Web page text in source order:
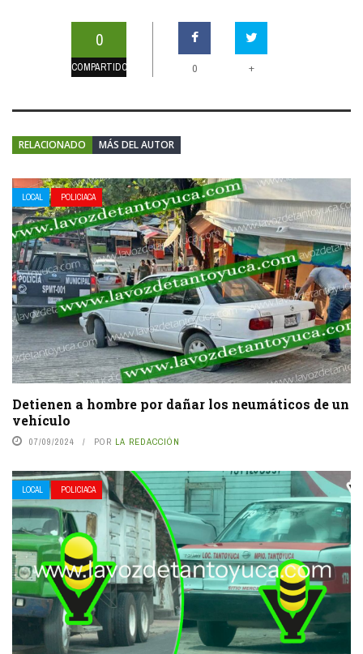
0
COMPARTIDOS 0 +
RELACIONADO MÁS DEL AUTOR
LOCAL POLICIACA
Detienen a hombre por dañar los neumáticos de un
vehículo
07/09/2024 POR LA REDACCIÓN
LOCAL POLICIACA